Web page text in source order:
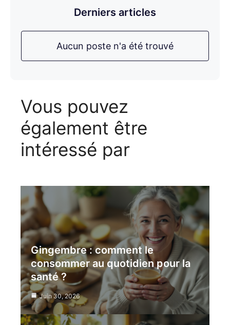
Derniers articles
Aucun poste n'a été trouvé
Vous pouvez
également être
intéressé par
Gingembre : comment le
consommer au quotidien pour la
santé ?
Juin 30, 2026